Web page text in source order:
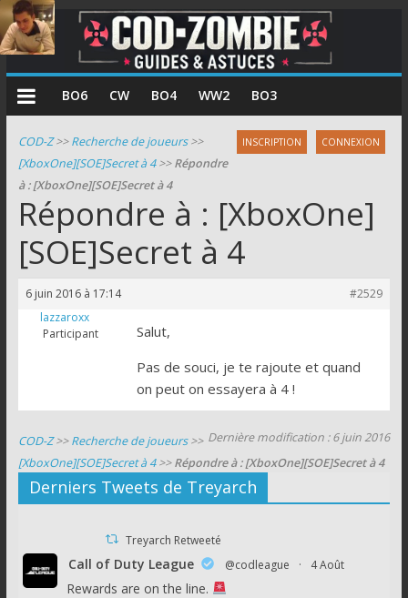
COD
Zombie
Guides
et
astuces
pour
zombie
BO6 CW BO4 WW2 BO3
INSCRIPTION CONNEXION
COD-Z>>Recherche de joueurs>>
[XboxOne][SOE]Secret à 4>>Répondre
à : [XboxOne][SOE]Secret à 4
Répondre à : [XboxOne]
[SOE]Secret à 4
6 juin 2016 à 17:14
#2529
lazzaroxx
Participant
Salut,
Pas de souci, je te rajoute et quand
on peut on essayera à 4 !
Dernière modification : 6 juin 2016
COD-Z>>Recherche de joueurs>>
[XboxOne][SOE]Secret à 4>>Répondre à : [XboxOne][SOE]Secret à 4
Derniers Tweets de Treyarch
Treyarch Retweeté
Call of Duty League @codleague · 4 Août
Rewards are on the line.